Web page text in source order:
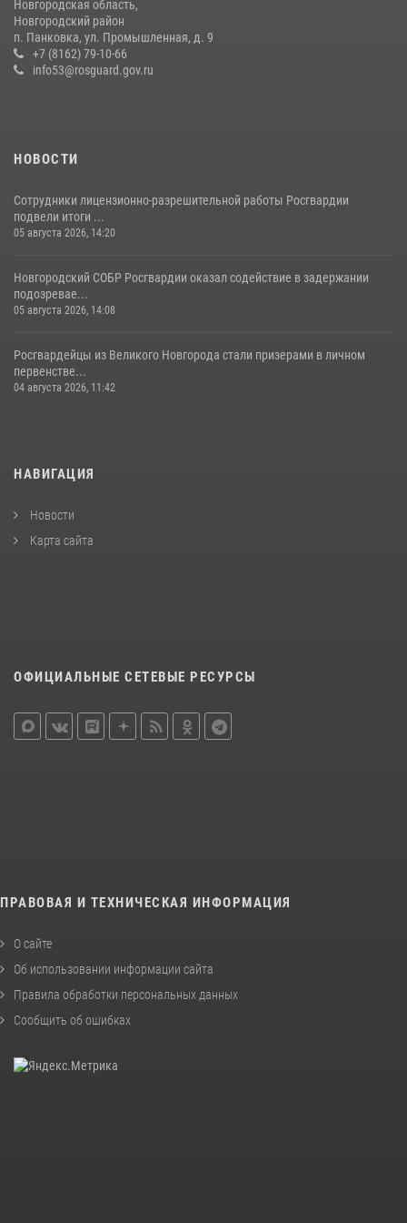
вневедомственной охраны за первое полугодие 2026 года
22 июля 2026, 12:33 6
Новгородская область,
Новгородский район
п. Панковка, ул. Промышленная, д. 9
+7 (8162) 79-10-66
info53@rosguard.gov.ru
НОВОСТИ
Сотрудники лицензионно-разрешительной работы Росгвардии
подвели итоги ...
05 августа 2026, 14:20
Новгородский СОБР Росгвардии оказал содействие в задержании
подозревае...
05 августа 2026, 14:08
Росгвардейцы из Великого Новгорода стали призерами в личном
первенстве...
04 августа 2026, 11:42
НАВИГАЦИЯ
Новости
Карта сайта
ОФИЦИАЛЬНЫЕ СЕТЕВЫЕ РЕСУРСЫ
ПРАВОВАЯ И ТЕХНИЧЕСКАЯ ИНФОРМАЦИЯ
О сайте
Об использовании информации сайта
Правила обработки персональных данных
Сообщить об ошибках